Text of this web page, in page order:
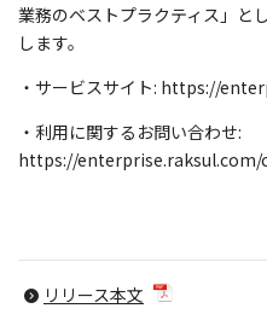
業務のベストプラクティス」と
します。
・サービスサイト: https://
・利用に関するお問い合わせ:
https://enterprise.raksul.com/
リリース本文